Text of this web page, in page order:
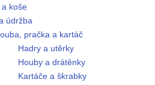
a koše
údržba
pračka a kartáč
Hadry a utěrky
Houby a drátěnky
Kartáče a škrabky